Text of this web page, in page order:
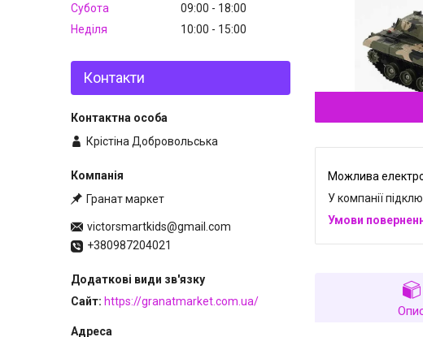
У компанії
Субота
09:00
18:00
Неділя
10:00 15:00
Контакти
Крістіна Добровольська
Гранат маркет
victorsmartkids@gmail.com
+380987204021
Сайт https://granatmarket.com.ua/